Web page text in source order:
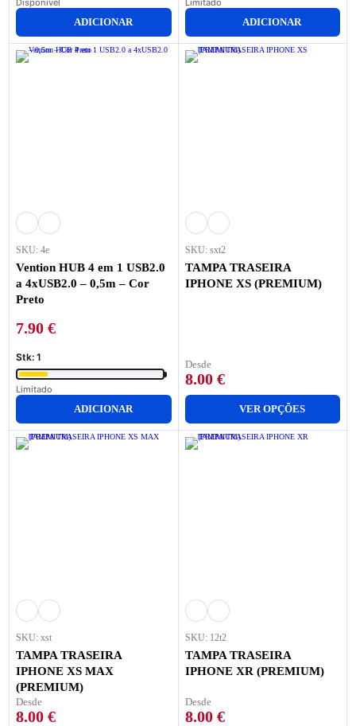
ADICIONAR ADICIONAR
SKU: 4e
Vention HUB 4 em 1 USB2.0
a 4xUSB2.0 – 0,5m – Cor
Preto
7.90 €
Stk: 1
Limitado
ADICIONAR
SKU: sxt2
TAMPA TRASEIRA
IPHONE XS (PREMIUM)
Desde
8.00 €
VER OPÇÕES
SKU: xst
TAMPA TRASEIRA
IPHONE XS MAX
(PREMIUM)
Desde
8.00 €
SKU: 12t2
TAMPA TRASEIRA
IPHONE XR (PREMIUM)
Desde
8.00 €